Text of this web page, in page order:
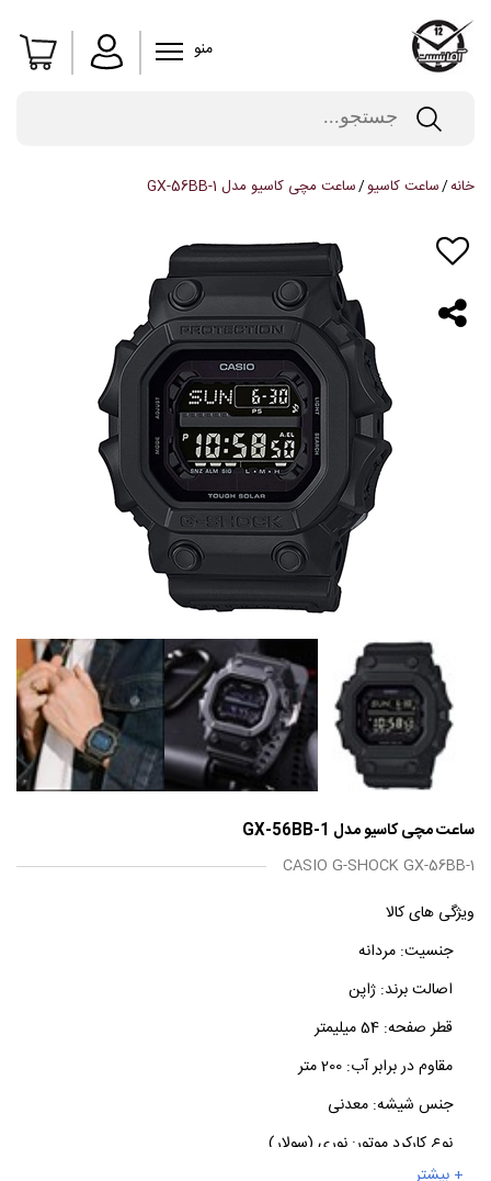
منو
خانه ساعت کاسیو ساعت مچی کاسیو مدل GX-56BB-1
ساعت مچی کاسیو مدل GX-56BB-1
CASIO G-SHOCK GX-56BB-1
ویژگی های کالا
جنسیت: مردانه
اصالت برند: ژاپن
قطر صفحه: 54 میلیمتر
مقاوم در برابر آب: 200 متر
جنس شیشه: معدنی
نوع کارکرد موتور: نوری (سولار)